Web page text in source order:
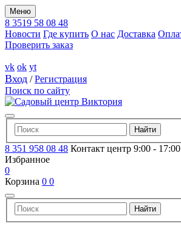
Меню
8 3519 58 08 48
Новости Где купить О нас Доставка
Проверить заказ
vk ok yt
Вход /Регистрация
Поиск по сайту
8 351 958 08 48 Контакт центр 9:00 - 17:00
Избранное
0
Корзина 0 0